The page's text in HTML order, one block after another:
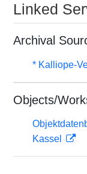
Linked
Archival
* Kalliope-
Objects/
Kassel